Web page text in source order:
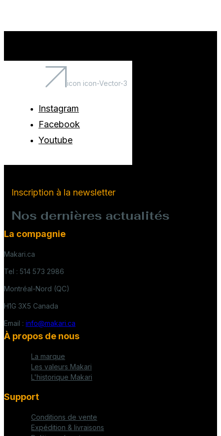
icon icon-Vector-3
Instagram
Facebook
Youtube
Inscription à la newsletter
Nos dernières actualités
La compagnie
Makari.ca
Tel : 514 573 2986
Montréal-Nord (QC)
H1G 3X5 Canada
Email : info@makari.ca
À propos de nous
La marque
Les valeurs Makari
L'historique Makari
Support
Conditions de vente
Expédition & livraisons